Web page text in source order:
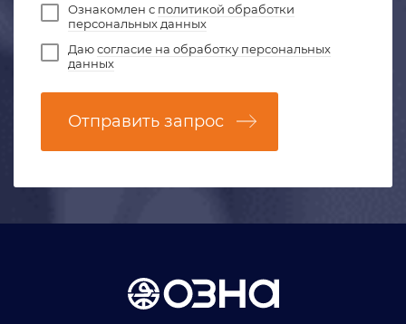
Ознакомлен с политикой обработки
персональных данных
Даюсогласие на обработку персональных
данных
Отправить запрос